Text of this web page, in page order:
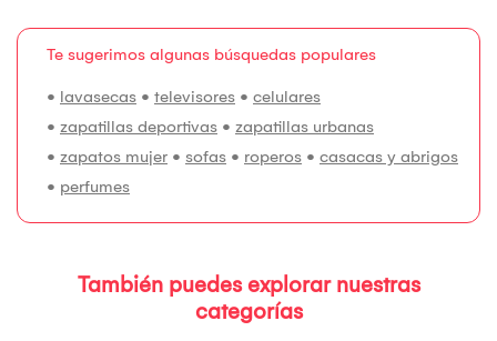
Te sugerimos algunas búsquedas populares
• lavasecas • televisores • celulares
• zapatillas deportivas • zapatillas urbanas
• zapatos mujer • sofas • roperos • casacas y abrigos
• perfumes
También puedes explorar nuestras
categorías